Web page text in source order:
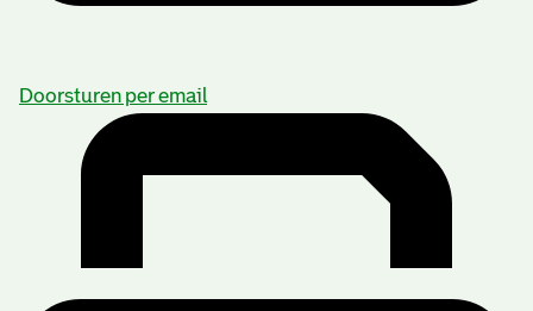
Doorsturen per email